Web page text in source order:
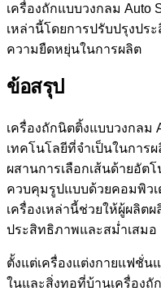
เครื่องถักแบบวงกลม Auto
เหล่านี้โดยการปรับปรุงปร
ความยืดหยุ่นในการผลิต
ข้อสรุป
เครื่องถักนิตติ้งแบบวงกลม
เทคโนโลยีที่จำเป็นในการ
ผสานการเลือกเส้นด้ายอัต
ควบคุมรูปแบบด้วยคอมพิว
เครื่องเหล่านี้ช่วยให้ผู้ผลิต
ประสิทธิภาพและสม่ำเสมอ
ตั้งแต่เครื่องแต่งกายแฟชั่
ในและสิ่งทอที่บ้านเครื่อง